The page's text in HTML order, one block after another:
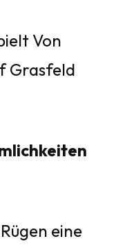
eine